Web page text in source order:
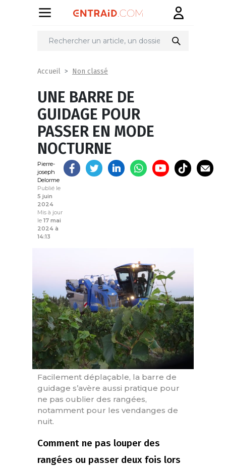
Partager
Accueil Non classé
UNE BARRE DE
GUIDAGE POUR
PASSER EN MODE
NOCTURNE
Pierre-
joseph
Delorme
Publié le
5 juin
2024
Mis à jour
le 17 mai
2024 à
14:13
Facilement déplaçable, la barre de
guidage s’avère aussi pratique pour
ne pas oublier des rangées,
notamment pour les vendanges de
nuit.
Comment ne pas louper des
rangées ou passer deux fois lors